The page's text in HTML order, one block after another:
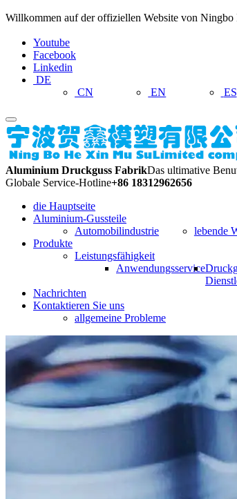
Willkommen auf der offiziellen Website von
Youtube
Facebook
Linkedin
DE
CN
EN ES
Aluminium Druckguss FabrikDas ultimative
Globale Service-Hotline+86 18312962656
die Hauptseite
Aluminium-Gussteile
Automobilindustrie
lebende
Produkte
Leistungsfähigkeit
Anwendungsservice
Nachrichten
Kontaktieren Sie uns
allgemeine Probleme